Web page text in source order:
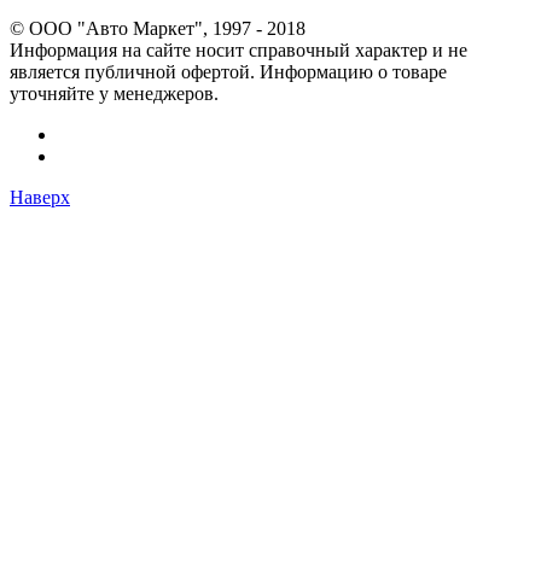
© OOO "Авто Маркет", 1997 - 2018
Информация на сайте носит справочный характер и не
является публичной офертой. Информацию о товаре
уточняйте у менеджеров.
Наверх